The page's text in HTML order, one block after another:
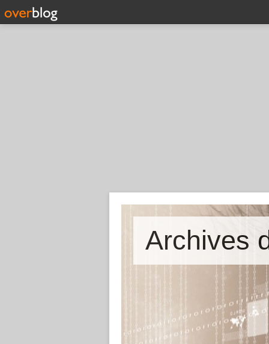
Archives